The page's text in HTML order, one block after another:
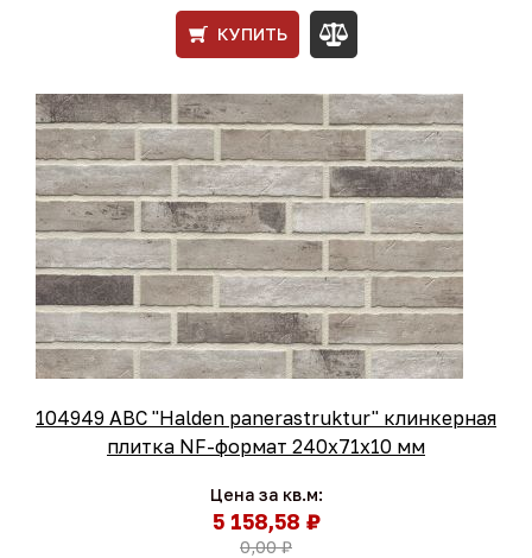
КУПИТЬ
104949 ABC "Halden panerastruktur" клинкерная
плитка NF-формат 240x71x10 мм
Цена за кв.м:
5 158,58 ₽
0,00 ₽